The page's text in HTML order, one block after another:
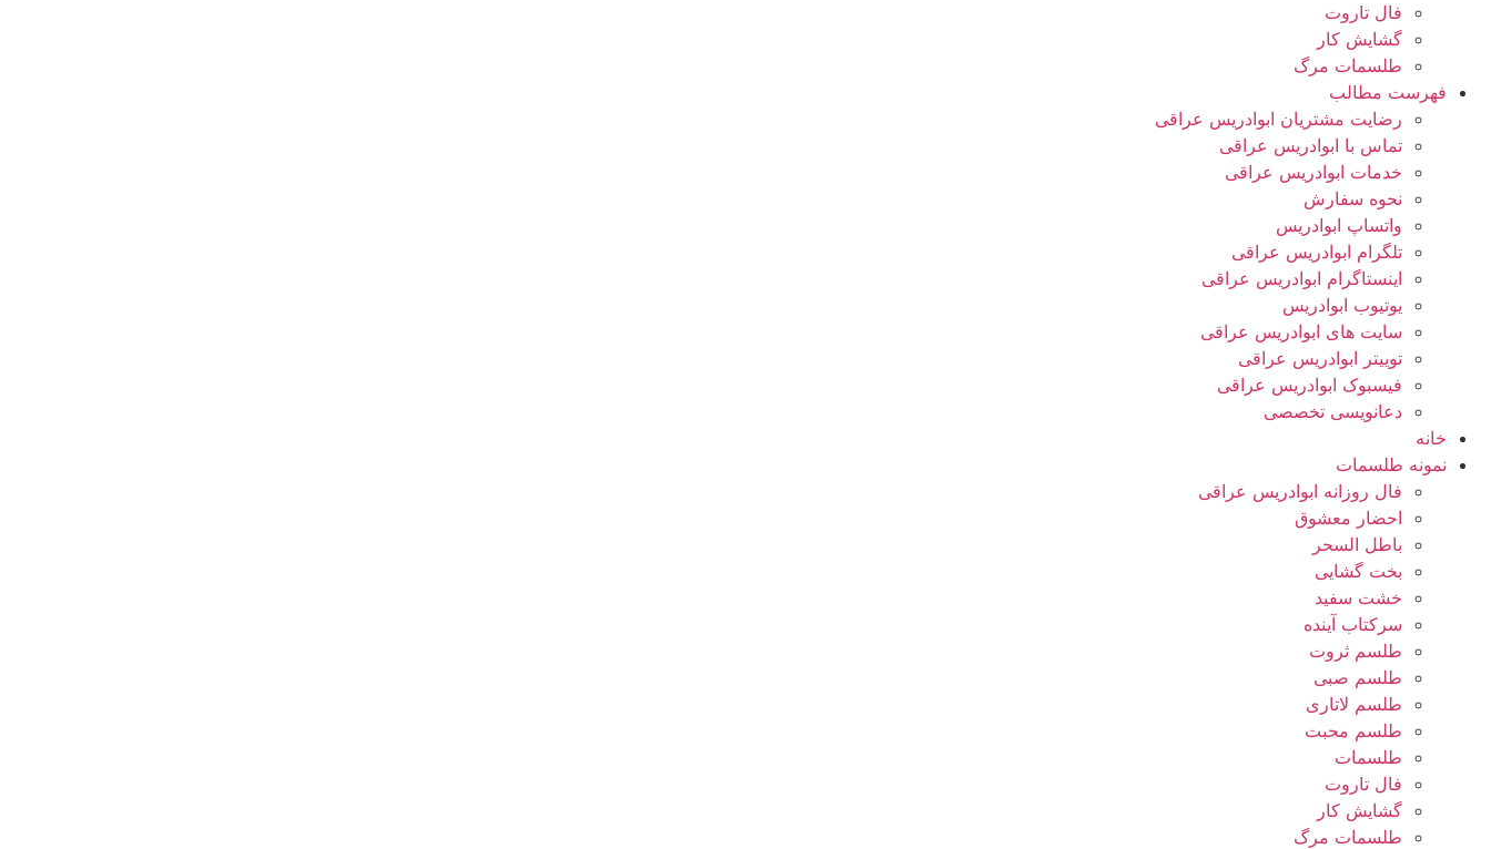
فال تاروت
گشایش کار
طلسمات مرگ
فهرست مطالب
رضایت مشتریان ابوادریس عراقی
تماس با ابوادریس عراقی
خدمات ابوادریس عراقی
نحوه سفارش
واتساپ ابوادریس
تلگرام ابوادریس عراقی
اینستاگرام ابوادریس عراقی
یوتیوب ابوادریس
سایت های ابوادریس عراقی
توییتر ابوادریس عراقی
فیسبوک ابوادریس عراقی
دعانویسی تخصصی
خانه
نمونه طلسمات
فال روزانه ابوادریس عراقی
احضار معشوق
باطل السحر
بخت گشایی
خشت سفید
سرکتاب آینده
طلسم ثروت
طلسم صبی
طلسم لاتاری
طلسم محبت
طلسمات
فال تاروت
گشایش کار
طلسمات مرگ